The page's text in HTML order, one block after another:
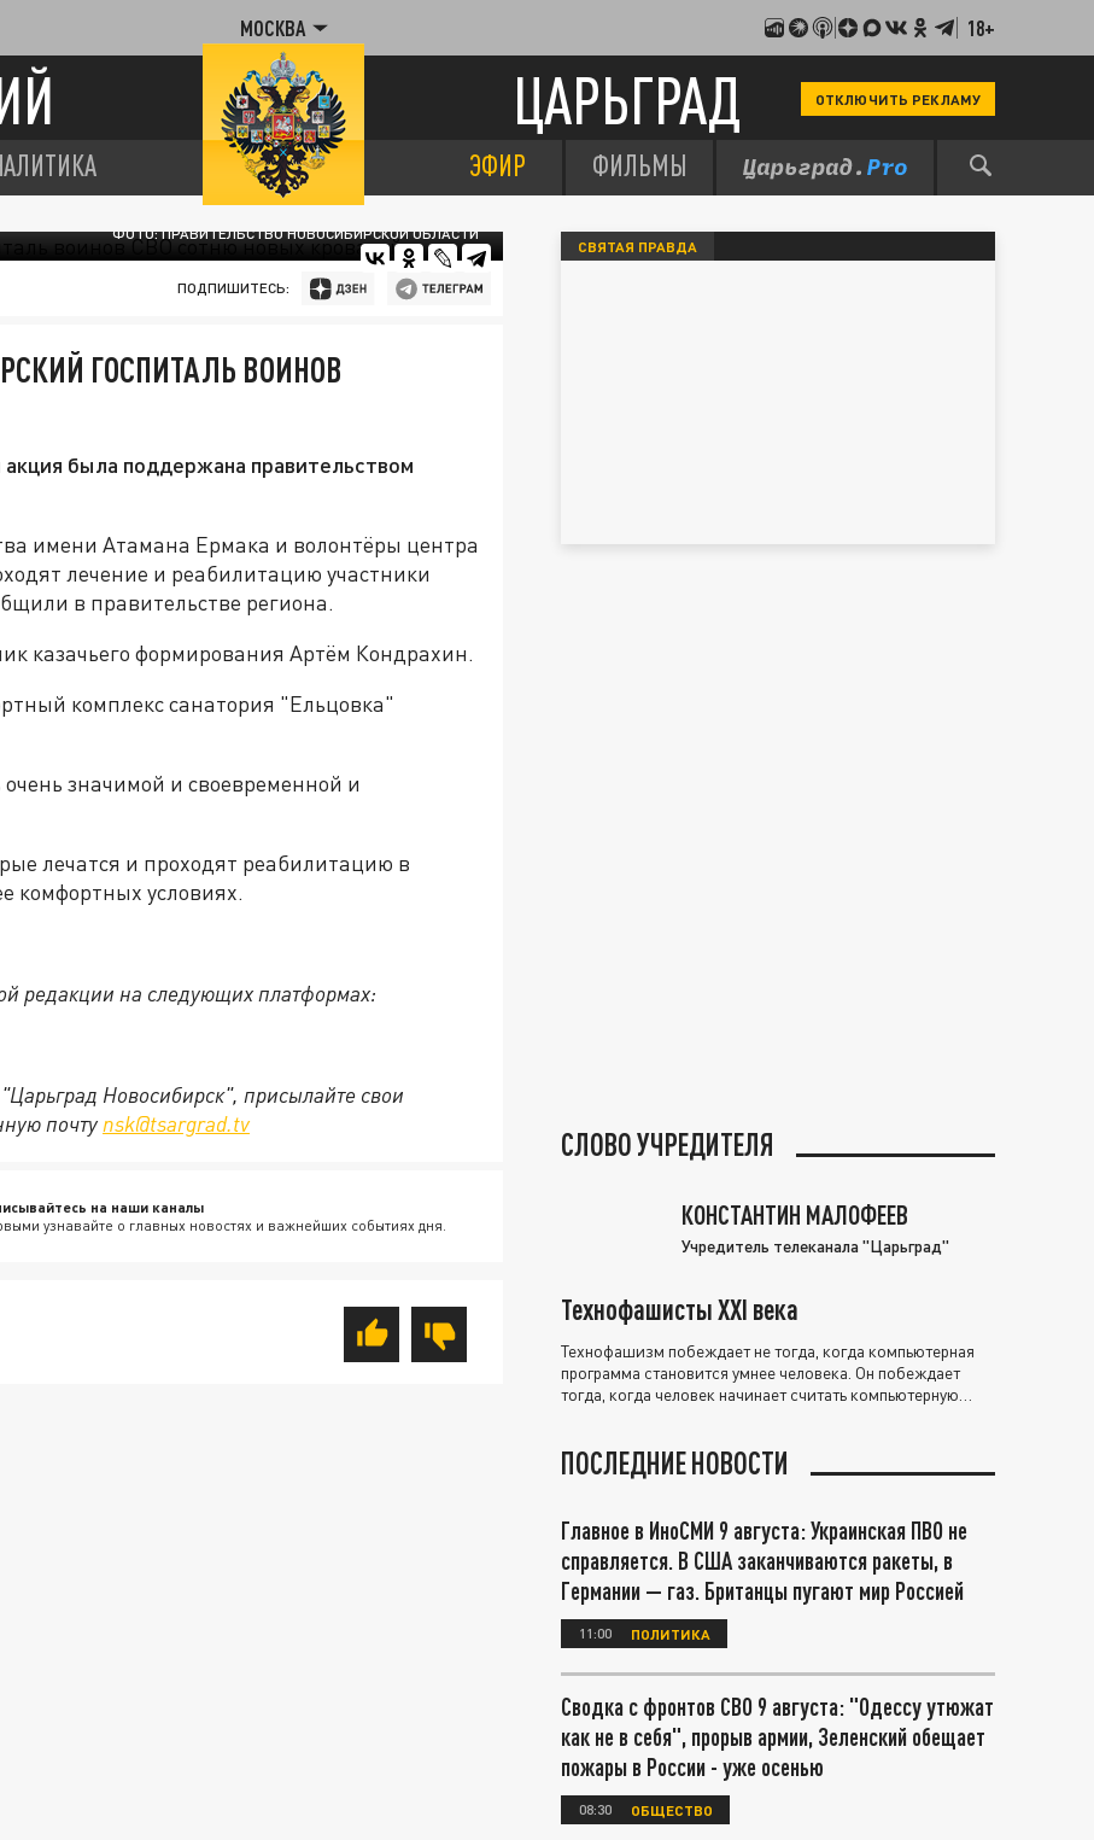
МОСКВА 18+
ЦАРЬГРАД ОТКЛЮЧИТЬ РЕКЛАМУ
ЭФИР ФИЛЬМЫ
ФОТО: ПРАВИТЕЛЬСТВО НОВОСИБИРСКОЙ ОБЛАСТИ
ПОДПИШИТЕСЬ:
ГОСПИТАЛЬ ВОИНОВ
была поддержана правительством
имени Атамана Ермака и волонтёры центра
лечение и реабилитацию участники
в правительстве региона.
казачьего формирования Артём Кондрахин.
комплекс санатория "Ельцовка"
значимой и своевременной и
лечатся и проходят реабилитацию в
комфортных условиях.
редакции на следующих платформах:
Новосибирск", присылайте свои
почту nsk@tsargrad.tv
на наши каналы
узнавайте о главных новостях и важнейших событиях дня.
СВЯТАЯ ПРАВДА
СЛОВО УЧРЕДИТЕЛЯ
КОНСТАНТИН МАЛОФЕЕВ
Учредитель телеканала "Царьград"
Технофашисты XXI века
Технофашизм побеждает не тогда, когда компьютерная
программа становится умнее человека. Он побеждает
тогда, когда человек начинает считать компьютерную
ПОСЛЕДНИЕ НОВОСТИ
Главное в ИноСМИ 9 августа: Украинская ПВО не
справляется. В США заканчиваются ракеты, в
Германии — газ. Британцы пугают мир Россией
11:00 ПОЛИТИКА
Сводка с фронтов СВО 9 августа: "Одессу утюжат
как не в себя", прорыв армии, Зеленский обещает
пожары в России - уже осенью
08:30 ОБЩЕСТВО